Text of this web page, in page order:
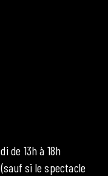
de 13h à 18h
si le spectacle